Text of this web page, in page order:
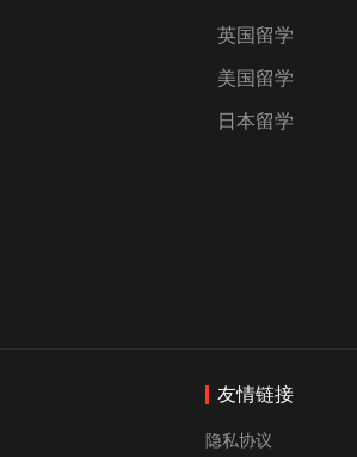
英国留学
美国留学
日本留学
友情链接
隐私协议